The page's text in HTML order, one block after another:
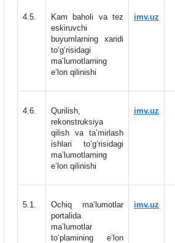
4.5.
Kam baholi va tez
eskiruvchi
buyumlarning xaridi
to‘g‘risidagi
maʼlumotlarning
eʼlon qilinishi
imv.uz
4.6.
Qurilish,
rekonstruksiya
qilish va taʼmirlash
ishlari to‘g‘risidagi
maʼlumotlarning
eʼlon qilinishi
imv.uz
5.1.
Ochiq maʼlumotlar
portalida
maʼlumotlar
to‘plamining eʼlon
imv.uz